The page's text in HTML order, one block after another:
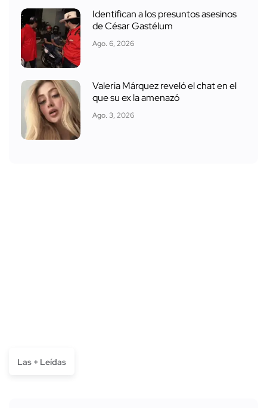
Identifican a los presuntos asesinos
de César Gastélum
Ago. 6, 2026
Valeria Márquez reveló el chat en el
que su ex la amenazó
Ago. 3, 2026
Las + Leídas